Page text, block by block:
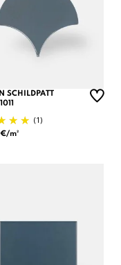
SCHILDPATT
(1)
m²